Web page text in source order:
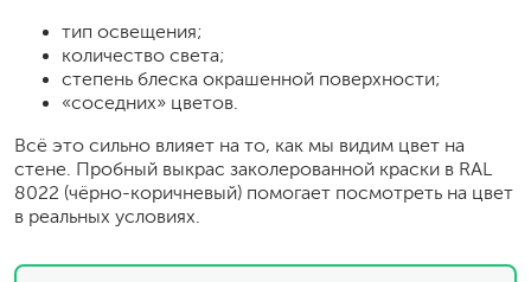
тип освещения;
количество света;
степень блеска окрашенной поверхности;
«соседних» цветов.
Всё это сильно влияет на то, как мы видим цвет на
стене. Пробный выкрас заколерованной краски в RAL
8022 (чёрно-коричневый) помогает посмотреть на цвет
в реальных условиях.